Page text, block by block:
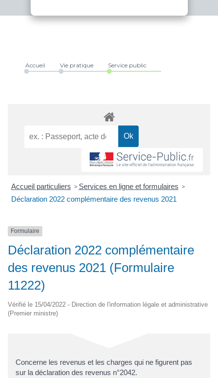
Accueil Vie pratique Service public
Accueil particuliers > Services en ligne et formulaires >
Déclaration 2022 complémentaire des revenus 2021
Formulaire
Déclaration 2022 complémentaire
des revenus 2021 (Formulaire
11222)
Vérifié le 15/04/2022 - Direction de l'information légale et administrative
(Premier ministre)
Concerne les revenus et les charges qui ne figurent pas
sur la déclaration des revenus n°2042.